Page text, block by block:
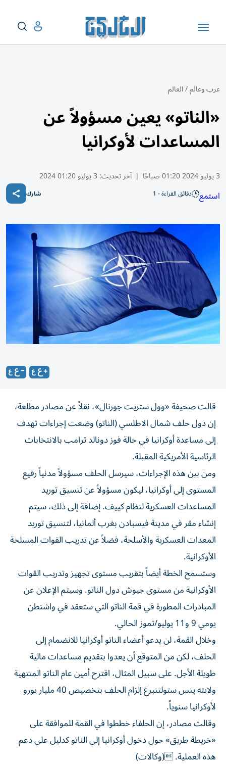
عرب وعالم/العالم
«الناتو» يعين مسؤولاً عن
المساعدات لأوكرانيا
3 يوليو 2024 01:20 صباحًا | آخر تحديث: 3 يوليو 01:20 2024
استمع دقائق القراءة - 1 شارك
قالت صحيفة «وول ستريت جورنال»، نقلاً عن مصادر مطلعة،
إن دول حلف شمال الاطلسي (الناتو) وضعت إجراءات تهدف
إلى مساعدة أوكرانيا في حالة فوز دونالد ترامب بالانتخابات
الرئاسية الأمريكية المقبلة.
ومن بين هذه الإجراءات، سيرسل الحلف مسؤولاً مدنياً رفيع
المستوى إلى أوكرانيا، ليكون مسؤولاً عن تنسيق توريد
المساعدات العسكرية لنظام كييف. إضافة إلى ذلك، سيتم
إنشاء مقر في مدينة فيسبادن بغرب ألمانيا، لتنسيق توريد
المعدات العسكرية والأسلحة، فضلاً عن تدريب القوات المسلحة
الأوكرانية.
وستسمح الخطة أيضاً بتقريب مستوى تجهيز وتدريب القوات
الأوكرانية من مستوى جيوش دول الناتو. وسيتم الإعلان عن
المبادرات المطورة في قمة الناتو التي ستعقد في واشنطن
يومي 9 و11 يوليو/تموز الحالي.
وخلال القمة، لن يدعو أعضاء الناتو أوكرانيا للانضمام إلى
الحلف، لكن من المتوقع أن يعدوا بتقديم مساعدات مالية
طويلة الأجل. على سبيل المثال، اقترح أمين عام الناتو المنتهية
ولايته ينس ستولتنبرغ إلزام الحلف بتخصيص 40 مليار يورو
لأوكرانيا سنوياً.
وقالت مصادر، إن الحلفاء خططوا في القمة للموافقة على
«خريطة طريق» حول دخول أوكرانيا إلى الناتو كدليل على دعم
هذه العملية. (وكالات)